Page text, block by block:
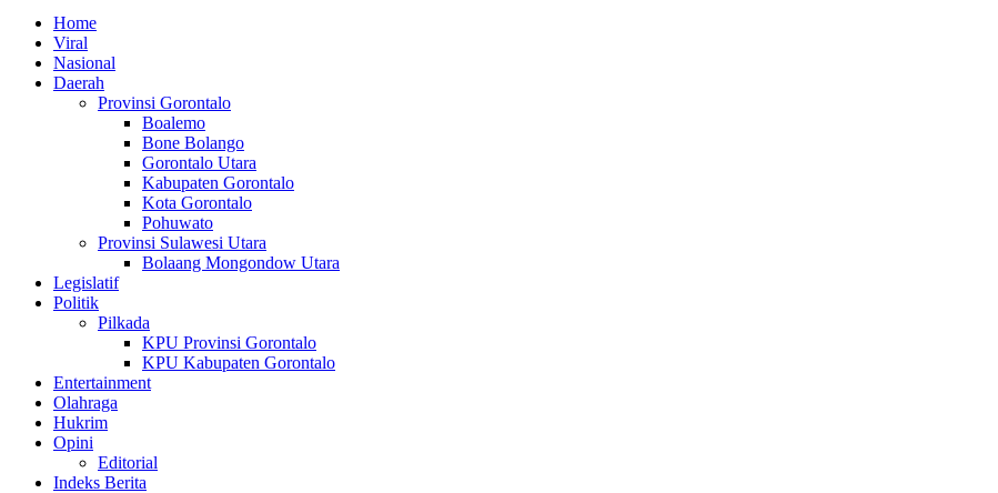
Home
Viral
Nasional
Daerah
Provinsi Gorontalo
Boalemo
Bone Bolango
Gorontalo Utara
Kabupaten Gorontalo
Kota Gorontalo
Pohuwato
Provinsi Sulawesi Utara
Bolaang Mongondow Utara
Legislatif
Politik
Pilkada
KPU Provinsi Gorontalo
KPU Kabupaten Gorontalo
Entertainment
Olahraga
Hukrim
Opini
Editorial
Indeks Berita